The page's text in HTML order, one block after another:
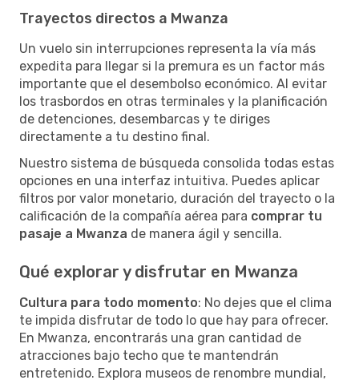
Trayectos directos a Mwanza
Un vuelo sin interrupciones representa la vía más
expedita para llegar si la premura es un factor más
importante que el desembolso económico. Al evitar
los trasbordos en otras terminales y la planificación
de detenciones, desembarcas y te diriges
directamente a tu destino final.
Nuestro sistema de búsqueda consolida todas estas
opciones en una interfaz intuitiva. Puedes aplicar
filtros por valor monetario, duración del trayecto o la
calificación de la compañía aérea para comprar tu
pasaje a Mwanza de manera ágil y sencilla.
Qué explorar y disfrutar en Mwanza
Cultura para todo momento: No dejes que el clima
te impida disfrutar de todo lo que hay para ofrecer.
En Mwanza, encontrarás una gran cantidad de
atracciones bajo techo que te mantendrán
entretenido. Explora museos de renombre mundial,